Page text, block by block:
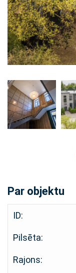
Par objektu
ID:
Pilsēta:
Rajons: